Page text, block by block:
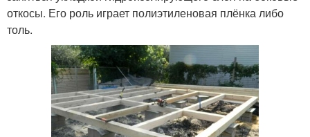
откосы. Его роль играет полиэтиленовая плёнка либо
толь.